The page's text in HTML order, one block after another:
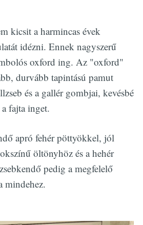
kicsit a harmincas évek
idézni. Ennek nagyszerű
oxford ing. Az "oxford"
durvább tapintású pamut
és a gallér gombjai, kevésbé
fajta inget.
apró fehér pöttyökkel, jól
öltönyhöz és a hehér
pedig a megfelelő
mindehez.